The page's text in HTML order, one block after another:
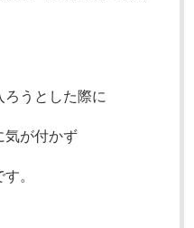
うとした際に
気が付かず
。